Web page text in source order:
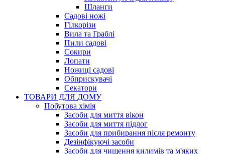
Шланги
Садові ножі
Гілкорізи
Вила та Граблі
Пили садові
Сокири
Лопати
Ножиці садові
Обприскувачі
Секатори
ТОВАРИ ДЛЯ ДОМУ
Побутова хімія
Засоби для миття вікон
Засоби для миття підлог
Засоби для прибирання після ремонту
Дезінфікуючі засоби
Засоби для чищення килимів та м'яких